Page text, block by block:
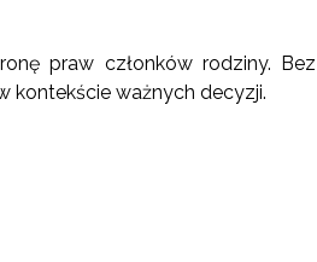
praw członków rodziny. Bez
kontekście ważnych decyzji.